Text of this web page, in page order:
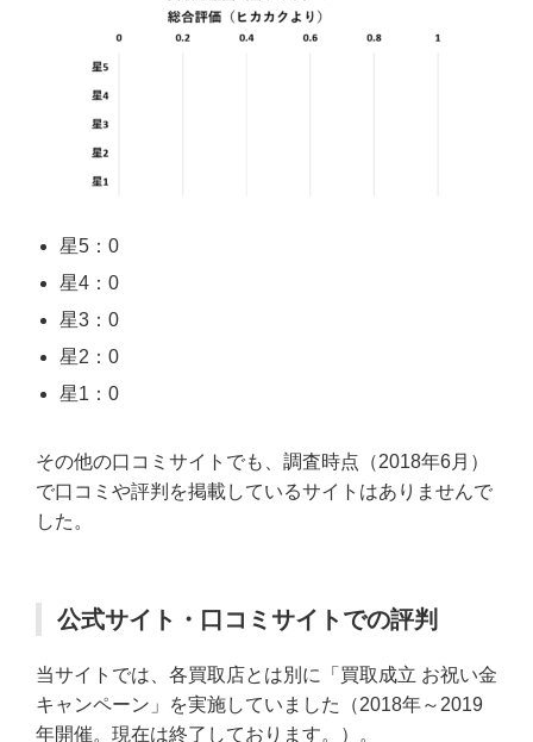
星5：0
星4：0
星3：0
星2：0
星1：0
その他の口コミサイトでも、調査時点（2018年6月）
で口コミや評判を掲載しているサイトはありませんで
した。
公式サイト・口コミサイトでの評判
当サイトでは、各買取店とは別に「買取成立 お祝い金
キャンペーン」を実施していました（2018年～2019
年開催。現在は終了しております。）。